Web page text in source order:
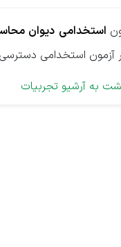
استخدامی دیوان
استخدامی
به آرشیو تجربیات